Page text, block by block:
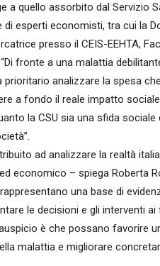
a quello assorbito dal Servizio
di esperti economisti, tra cui la
presso il CEIS-EEHTA,
fronte a una malattia
prioritario analizzare la spesa
a fondo il reale impatto
la CSU sia una sfida
ad analizzare la realtà
economico – spiega Roberta
una base di
le decisioni e gli interventi
è che possano favorire
malattia e migliorare